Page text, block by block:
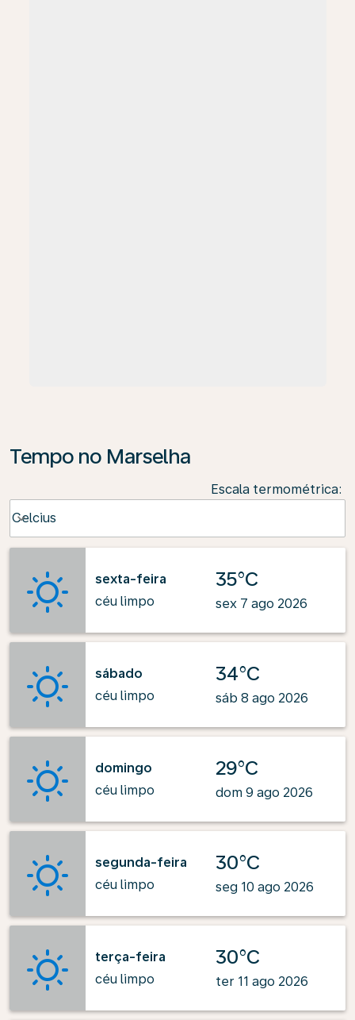
Tempo no Marselha
Escala termométrica:
Celcius
keyboard_arrow_down
sexta-feira
céu limpo
35°C
sex 7 ago 2026
sábado
céu limpo
34°C
sáb 8 ago 2026
domingo
céu limpo
29°C
dom 9 ago 2026
segunda-feira
céu limpo
30°C
seg 10 ago 2026
terça-feira
céu limpo
30°C
ter 11 ago 2026